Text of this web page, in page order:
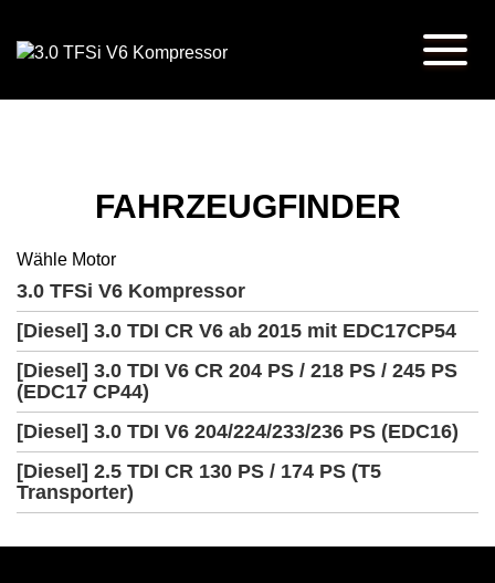
FAHRZEUGFINDER
Wähle Motor
3.0 TFSi V6 Kompressor
[Diesel] 3.0 TDI CR V6 ab 2015 mit EDC17CP54
[Diesel] 3.0 TDI V6 CR 204 PS / 218 PS / 245 PS
(EDC17 CP44)
[Diesel] 3.0 TDI V6 204/224/233/236 PS (EDC16)
[Diesel] 2.5 TDI CR 130 PS / 174 PS (T5
Transporter)